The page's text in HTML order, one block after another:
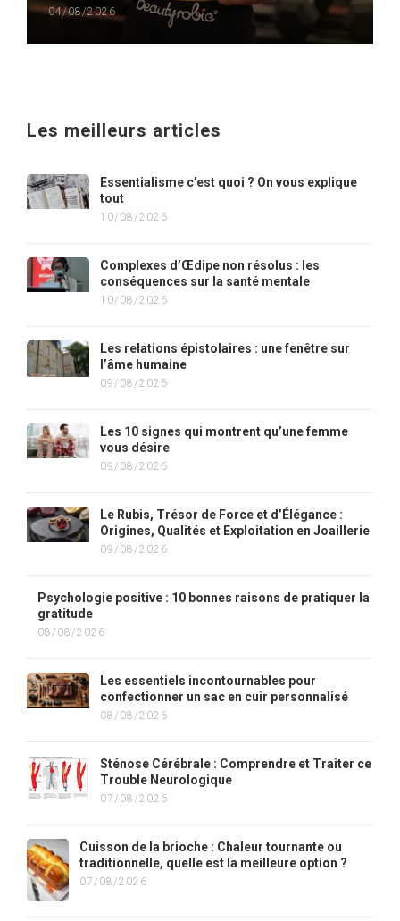
04/08/2026
Les meilleurs articles
Essentialisme c’est quoi ? On vous explique
tout
10/08/2026
Complexes d’Œdipe non résolus : les
conséquences sur la santé mentale
10/08/2026
Les relations épistolaires : une fenêtre sur
l’âme humaine
09/08/2026
Les 10 signes qui montrent qu’une femme
vous désire
09/08/2026
Le Rubis, Trésor de Force et d’Élégance :
Origines, Qualités et Exploitation en Joaillerie
09/08/2026
Psychologie positive : 10 bonnes raisons de pratiquer la
gratitude
08/08/2026
Les essentiels incontournables pour
confectionner un sac en cuir personnalisé
08/08/2026
Sténose Cérébrale : Comprendre et Traiter ce
Trouble Neurologique
07/08/2026
Cuisson de la brioche : Chaleur tournante ou
traditionnelle, quelle est la meilleure option ?
07/08/2026